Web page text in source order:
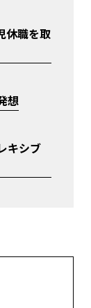
休職を取
想
キシブ